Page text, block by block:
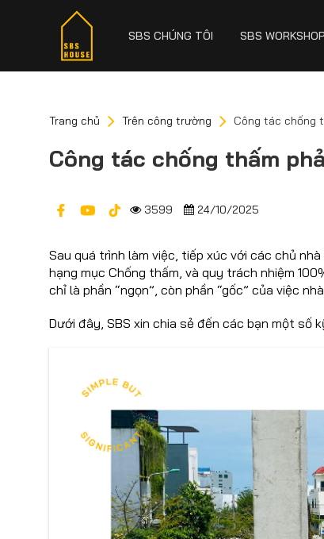
SBS CHÚNG TÔI SBS WORKSHOP
Trang chủ Trên công trường Công tác chống
Công tác chống thấm
3599 24/10/2025
Sau quá trình làm việc, tiếp xúc với các chủ
hạng mục Chống thấm, và quy trách nhiệm
chỉ là phần “ngọn”, còn phần “gốc” của việc
Dưới đây, SBS xin chia sẻ đến các bạn một số